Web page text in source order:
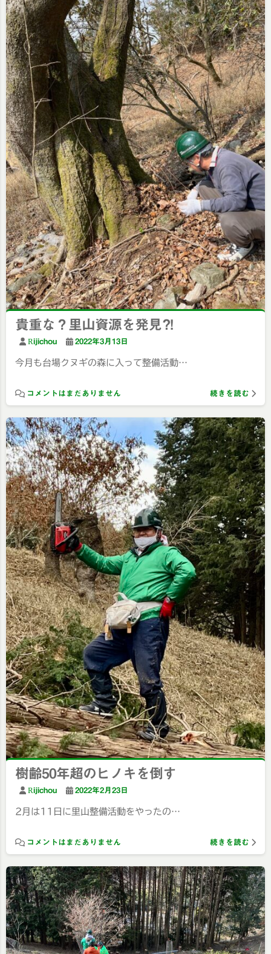
貴重な？里山資源を発見⁈
Rijichou 2022年3月13日
今月も台場クヌギの森に入って整備活動…
コメントはまだありません 続きを読む
樹齢50年超のヒノキを倒す
Rijichou 2022年2月23日
2月は11日に里山整備活動をやったの…
コメントはまだありません 続きを読む